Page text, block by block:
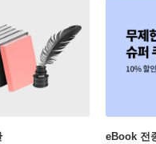
eBook 전